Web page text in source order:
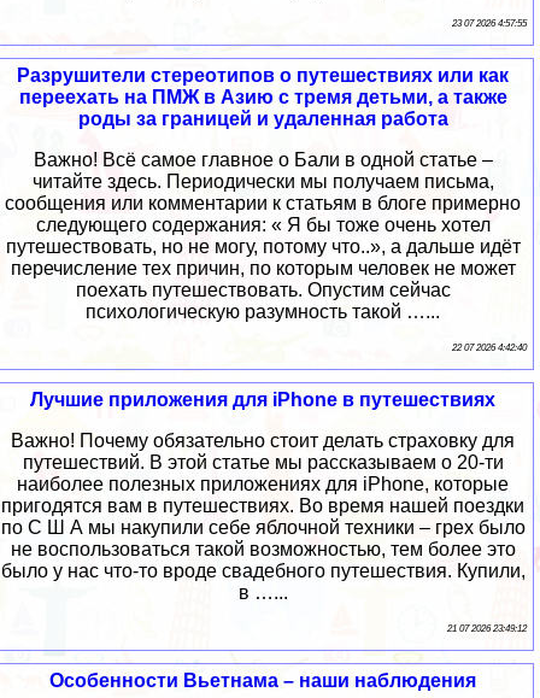
23 07 2026 4:57:55
Разрушители стереотипов о путешествиях или как
переехать на ПМЖ в Азию с тремя детьми, а также
роды за границей и удаленная работа
Важно! Всё самое главное о Бали в одной статье –
читайте здесь. Периодически мы получаем письма,
сообщения или комментарии к статьям в блоге примерно
следующего содержания: « Я бы тоже очень хотел
путешествовать, но не могу, потому что..», а дальше идёт
перечисление тех причин, по которым человек не может
поехать путешествовать. Опустим сейчас
психологическую разумность такой …...
22 07 2026 4:42:40
Лучшие приложения для iPhone в путешествиях
Важно! Почему обязательно стоит делать страховку для
путешествий. В этой статье мы рассказываем о 20-ти
наиболее полезных приложениях для iPhone, которые
пригодятся вам в путешествиях. Во время нашей поездки
по С Ш А мы накупили себе яблочной техники – грех было
не воспользоваться такой возможностью, тем более это
было у нас что-то вроде свадебного путешествия. Купили,
в …...
21 07 2026 23:49:12
Особенности Вьетнама – наши наблюдения